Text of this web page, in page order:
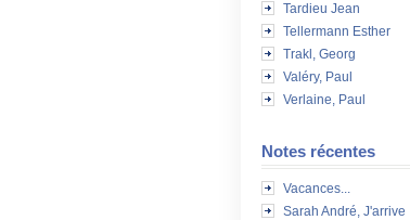
Tardieu Jean
Tellermann Esther
Trakl, Georg
Valéry, Paul
Verlaine, Paul
Notes récentes
Vacances...
Sarah André, J'arrive